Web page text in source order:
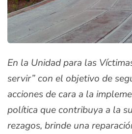
En la Unidad para las
servir” con el objetivo de
acciones de cara a la
política que contribuya a la
rezagos, brinde una